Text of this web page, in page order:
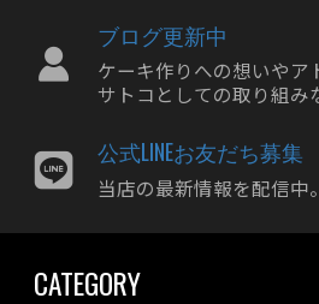
ブログ更新中
ケーキ作りへの想いやア
サトコとしての取り組み
公式LINEお友だち募集
当店の最新情報を配信中。
CATEGORY